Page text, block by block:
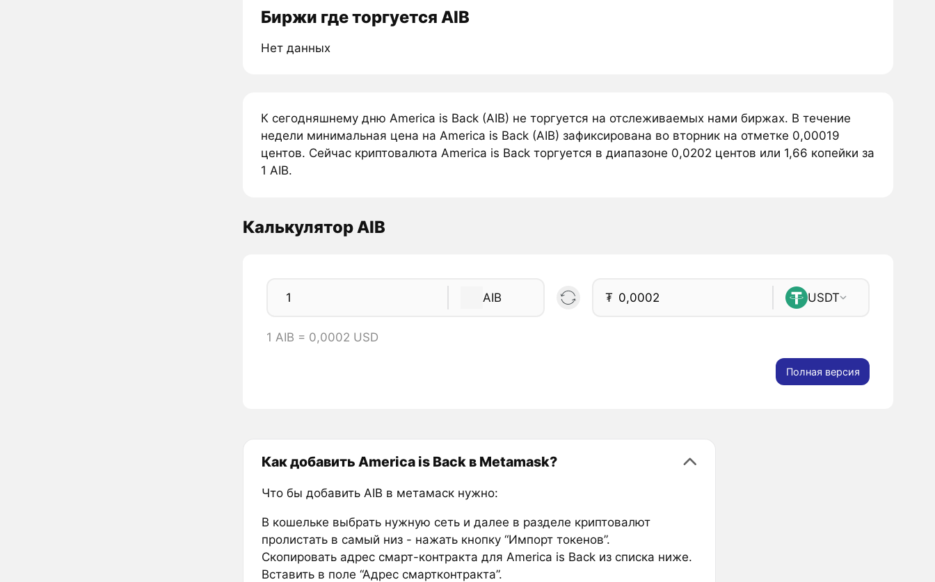
Биржи где торгуется AIB
Нет данных
К сегодняшнему дню America is Back (AIB) не торгуется на отслеживаемых нами биржах. В течение
недели минимальная цена на America is Back (AIB) зафиксирована во вторник на отметке 0,00019
центов. Сейчас криптовалюта America is Back торгуется в диапазоне 0,0202 центов или 1,66 копейки за
1 AIB.
Калькулятор AIB
AIB ₮ USDT
1 AIB = 0,0002 USD
Полная версия
Как добавить America is Back в Metamask?
Что бы добавить AIB в метамаск нужно:
В кошельке выбрать нужную сеть и далее в разделе криптовалют
пролистать в самый низ - нажать кнопку “Импорт токенов”.
Скопировать адрес смарт-контракта для America is Back из списка ниже.
Вставить в поле “Адрес смартконтракта”.